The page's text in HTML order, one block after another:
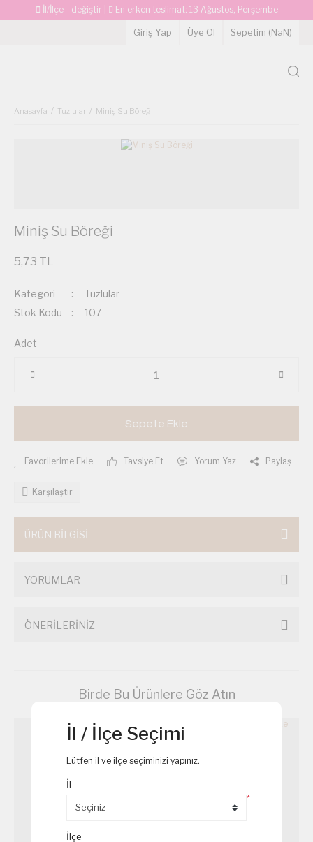
İl/İlçe - değiştir En erken teslimat: 13 Ağustos, Perşembe
Giriş Yap Üye Ol Sepetim (NaN)
Anasayfa Tuzlular Miniş Su Böreği
Miniş Su Böreği
5,73 TL
Kategori
Tuzlular
Stok Kodu
107
Adet
Sepete Ekle
Tavsiye Et Yorum Yaz Paylaş
Karşılaştır
ÜRÜN BİLGİSİ
YORUMLAR
ÖNERİLERİNİZ
Birde Bu Ürünlere Göz Atın
İl / İlçe Seçimi
Lütfen il ve ilçe seçiminizi yapınız.
İl
*
İlçe